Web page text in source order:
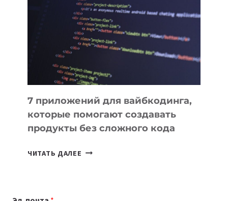
ИНСТРУМЕНТОВ
ДЛЯ
РАБОТЫ
7 приложений для вайбкодинга,
которые помогают создавать
продукты без сложного кода
ЧИТАТЬ ДАЛЕЕ 7